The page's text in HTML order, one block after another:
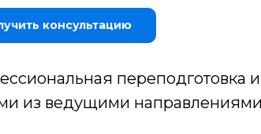
консультацию
из ведущими